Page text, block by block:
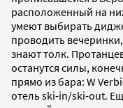
расположенный на
умеют выбирать
проводить
знают толк.
останутся силы,
прямо из бара: W
отель ski-in/ski-out.